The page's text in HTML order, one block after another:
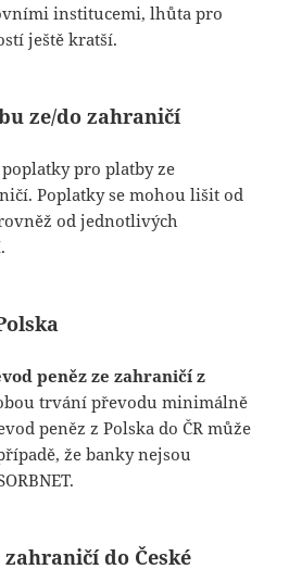
institucemi, lhůta pro
ještě kratší.
ze/do zahraničí
pro platby ze
Poplatky se mohou lišit od
od jednotlivých
peněz ze zahraničí z
trvání převodu minimálně
peněz z Polska do ČR může
že banky nejsou
do České